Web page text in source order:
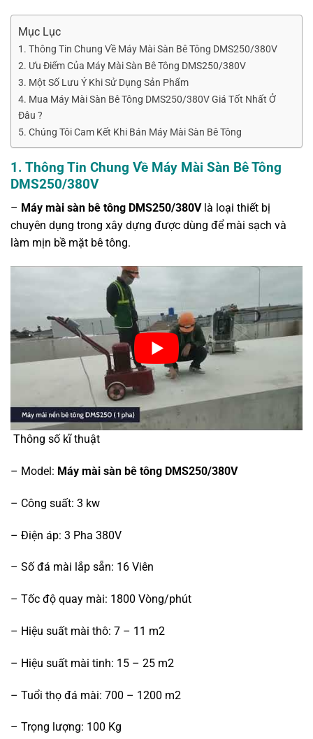
Mục Lục
1. Thông Tin Chung Về Máy Mài Sàn Bê Tông DMS250/380V
2. Ưu Điểm Của Máy Mài Sàn Bê Tông DMS250/380V
3. Một Số Lưu Ý Khi Sử Dụng Sản Phẩm
4. Mua Máy Mài Sàn Bê Tông DMS250/380V Giá Tốt Nhất Ở
Đâu ?
5. Chúng Tôi Cam Kết Khi Bán Máy Mài Sàn Bê Tông
1. Thông Tin Chung Về Máy Mài Sàn Bê Tông
DMS250/380V
– Máy mài sàn bê tông DMS250/380Vlà loại thiết bị
chuyên dụng trong xây dựng được dùng để mài sạch và
làm mịn bề mặt bê tông.
Thông số kĩ thuật
– Model: Máy mài sàn bê tông DMS250/380V
– Công suất: 3 kw
– Điện áp: 3 Pha 380V
– Số đá mài lắp sẵn: 16 Viên
– Tốc độ quay mài: 1800 Vòng/phút
– Hiệu suất mài thô: 7 – 11 m2
– Hiệu suất mài tinh: 15 – 25 m2
– Tuổi thọ đá mài: 700 – 1200 m2
– Trọng lượng: 100 Kg